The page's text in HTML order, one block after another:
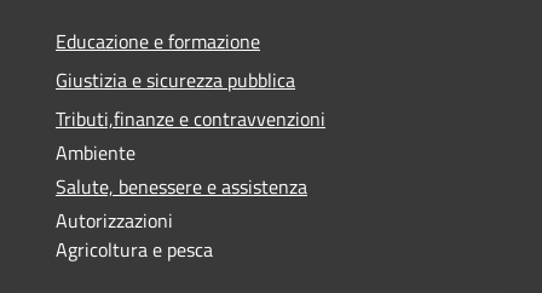
Educazione e formazione
Giustizia e sicurezza pubblica
Tributi,finanze e contravvenzioni
Ambiente
Salute, benessere e assistenza
Autorizzazioni
Agricoltura e pesca